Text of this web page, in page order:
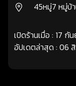
45หมู่7 หมู่บ้
เปิดร้านเมื่อ : 17 กั
อัปเดตล่าสุด : 06